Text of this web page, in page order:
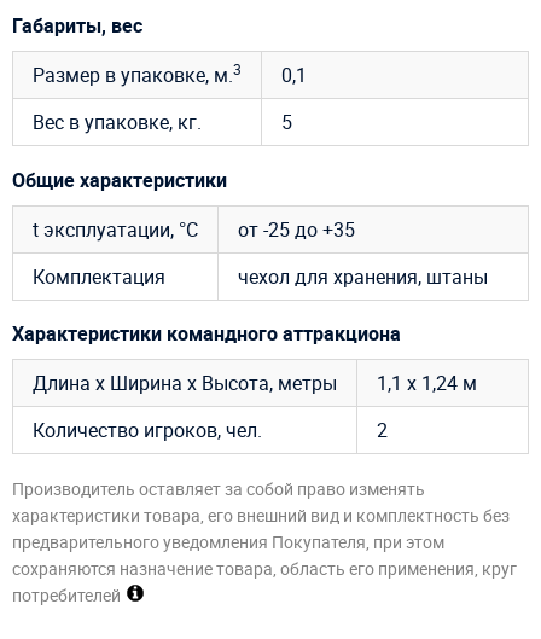
Габариты, вес
Размер в упаковке, м.3
0,1
Вес в упаковке, кг.
5
Общие характеристики
t эксплуатации, °C
от -25 до +35
Комплектация
чехол для хранения, штаны
Характеристики командного аттракциона
Длина х Ширина х Высота, метры
1,1 х 1,24 м
Количество игроков, чел.
2
Производитель оставляет за собой право изменять
характеристики товара, его внешний вид и комплектность без
предварительного уведомления Покупателя, при этом
сохраняются назначение товара, область его применения, круг
потребителей